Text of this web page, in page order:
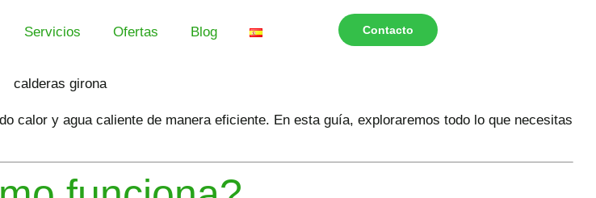
Servicios Ofertas Blog Contacto
calor y agua caliente de manera eficiente. En esta guía, exploraremos todo lo que necesitas